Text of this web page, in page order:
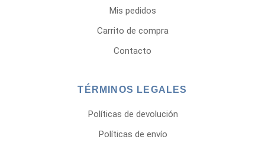
Mis pedidos
Carrito de compra
Contacto
TÉRMINOS LEGALES
Políticas de devolución
Políticas de envío